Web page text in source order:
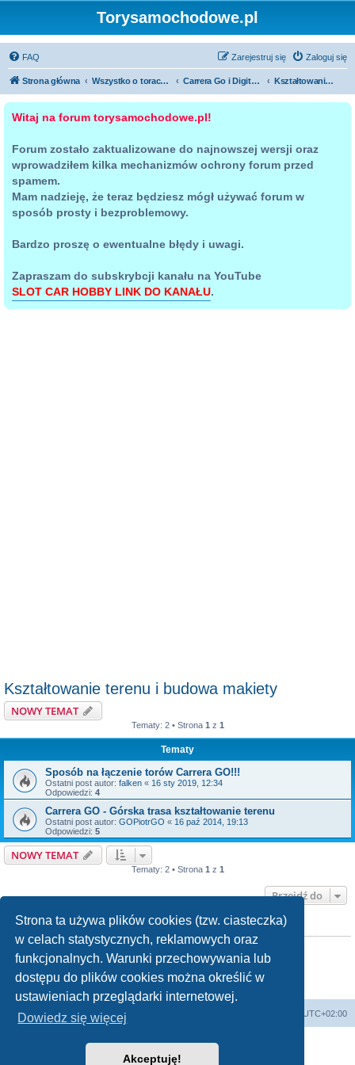
Strona ta używa plików cookies (tzw. ciasteczka)
w celach statystycznych, reklamowych oraz
funkcjonalnych. Warunki przechowywania lub
dostępu do plików cookies można określić w
ustawieniach przeglądarki internetowej.
Dowiedz się więcej
Akceptuję!
Torysamochodowe.pl
FAQ Zaloguj się
Zarejestruj się
Strona główna Wszystko o torach samochodowych Carrera Go i Digital 143 Kształtowanie terenu i budowa makiety
Witaj na forum torysamochodowe.pl!
Forum zostało zaktualizowane do najnowszej wersji oraz
wprowadziłem kilka mechanizmów ochrony forum przed
spamem.
Mam nadzieję, że teraz będziesz mógł używać forum w
sposób prosty i bezproblemowy.
Bardzo proszę o ewentualne błędy i uwagi.
Zapraszam do subskrybcji kanału na YouTube
SLOT CAR HOBBY LINK DO KANAŁU.
Kształtowanie terenu i budowa makiety
NOWY TEMAT
Tematy: 2 • Strona 1 z 1
Tematy
Sposób na łączenie torów Carrera GO!!!
Ostatni post autor: falken « 16 sty 2019, 12:34
Odpowiedzi: 4
Carrera GO - Górska trasa kształtowanie terenu
Ostatni post autor: GOPiotrGO « 16 paź 2014, 19:13
Odpowiedzi: 5
NOWY TEMAT
Tematy: 2 • Strona 1 z 1
Przejdź do
TWOJE UPRAWNIENIA NA TYM FORUM
Nie możesztworzyć nowych tematów
Nie możeszodpowiadać w tematach
Nie możesz
zmieniać swoich postów
Nie możeszusuwać swoich postów
Strona główna UTC+02:00
Technologię dostarczaphpBB® Forum Software © phpBB Limited
Polski pakiet językowy dostarcza